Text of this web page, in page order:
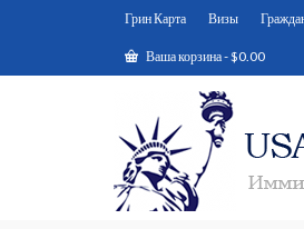
Грин Карта Визы
Ваша корзина-$0.00